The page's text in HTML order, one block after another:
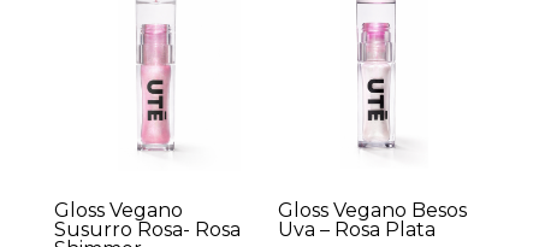
Gloss Vegano
Susurro Rosa- Rosa
Gloss Vegano Besos
Uva – Rosa Plata